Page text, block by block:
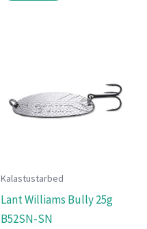
Kalastustarbed
Lant Williams Bully 25g
B52SN-SN